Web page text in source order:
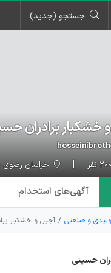
جستجو (جدید)
خشکبار برادران
خراسان
آگهی‌های استخدام
و صنعتی آجیل و خشکبار
حسینی